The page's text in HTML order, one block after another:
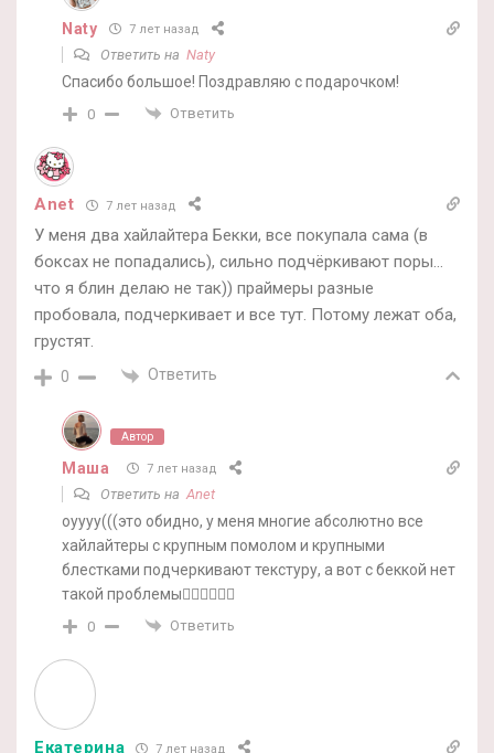
Naty 7 лет назад
Ответить на Naty
Спасибо большое! Поздравляю с подарочком!
0 Ответить
Anet 7 лет назад
У меня два хайлайтера Бекки, все покупала сама (в
боксах не попадались), сильно подчёркивают поры…
что я блин делаю не так)) праймеры разные
пробовала, подчеркивает и все тут. Потому лежат оба,
грустят.
0 Ответить
Автор
Маша 7 лет назад
Ответить на Anet
оуууу(((это обидно, у меня многие абсолютно все
хайлайтеры с крупным помолом и крупными
блестками подчеркивают текстуру, а вот с беккой нет
такой проблемы🤷‍♀️🤷‍♀️🤷‍♀️
0 Ответить
Екатерина 7 лет назад